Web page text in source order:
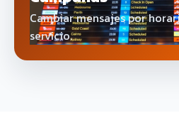
Cambiar mensajes por
servicio.